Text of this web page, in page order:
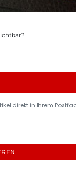
direkt in Ihrem